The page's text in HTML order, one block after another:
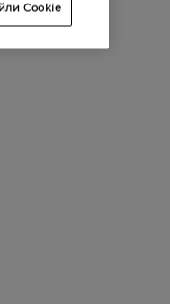
Cookie